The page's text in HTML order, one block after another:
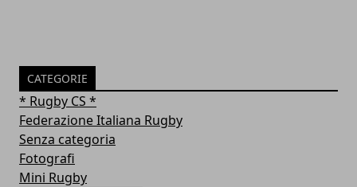
CATEGORIE
* Rugby CS *
Federazione Italiana Rugby
Senza categoria
Fotografi
Mini Rugby